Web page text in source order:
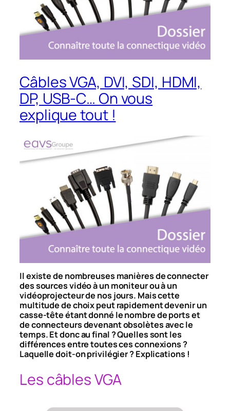
Câbles VGA, DVI, SDI, HDMI,
DP, USB-C… On vous
explique tout !
Il existe de nombreuses manières de connecter
des sources vidéo à un moniteur ou à un
vidéoprojecteur de nos jours. Mais cette
multitude de choix peut rapidement devenir un
casse-tête étant donné le nombre de ports et
de connecteurs devenant obsolètes avec le
temps. Et donc au final ? Quelles sont les
différences entre toutes ces connexions ?
Laquelle doit-on privilégier ? Explications !
Les câbles VGA